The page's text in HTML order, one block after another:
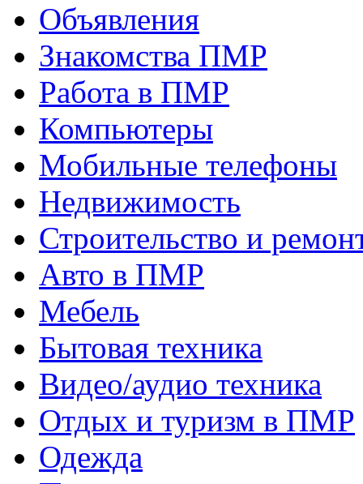
Объявления
Знакомства ПМР
Работа в ПМР
Компьютеры
Мобильные телефоны
Недвижимость
Строительство и
Авто в ПМР
Мебель
Бытовая техника
Видео/аудио техника
Отдых и туризм в ПМР
Одежда